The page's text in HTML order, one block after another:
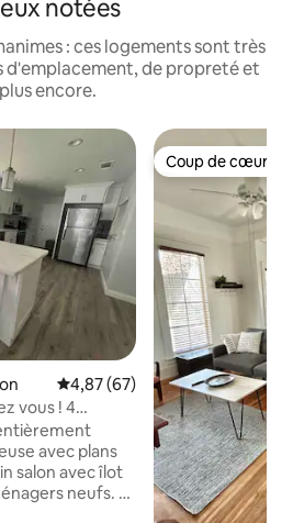
notées
: ces logements sont très
d'emplacement, de propreté et
plus encore.
Évaluation moyenne sur la
4,87 (67)
vous ! 4
salon avec îlot
neufs. La
Coup de cœur
Coup de cœur